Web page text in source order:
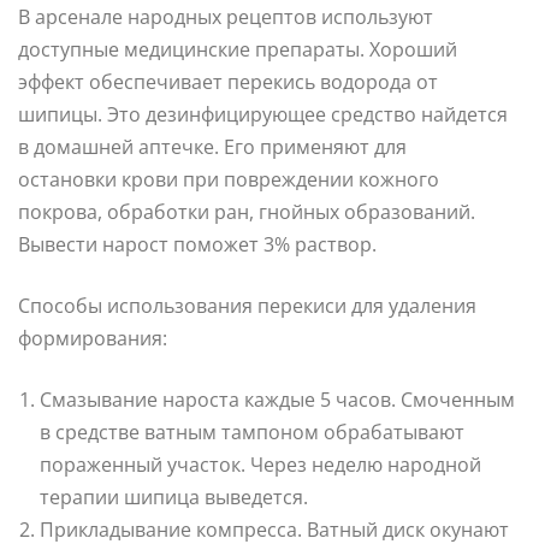
В арсенале народных рецептов используют
доступные медицинские препараты. Хороший
эффект обеспечивает перекись водорода от
шипицы. Это дезинфицирующее средство найдется
в домашней аптечке. Его применяют для
остановки крови при повреждении кожного
покрова, обработки ран, гнойных образований.
Вывести нарост поможет 3% раствор.
Способы использования перекиси для удаления
формирования:
Смазывание нароста каждые 5 часов. Смоченным
в средстве ватным тампоном обрабатывают
пораженный участок. Через неделю народной
терапии шипица выведется.
Прикладывание компресса. Ватный диск окунают